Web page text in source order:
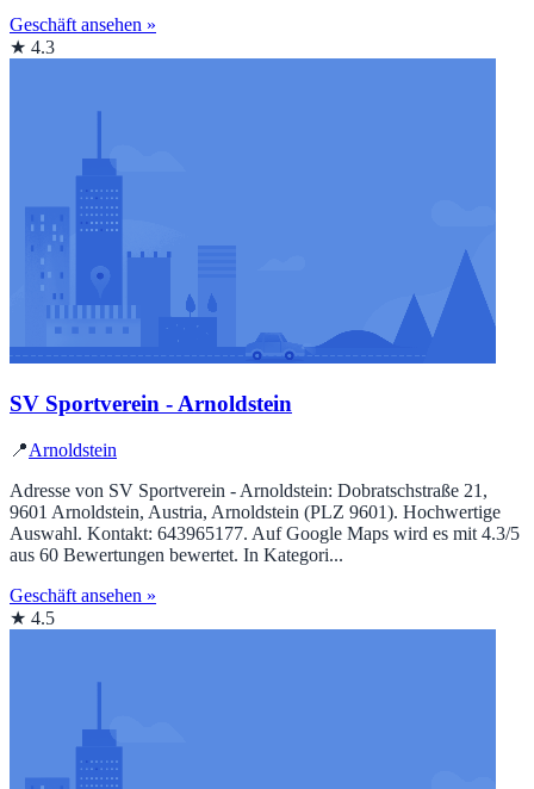
Geschäft ansehen »
★ 4.3
SV Sportverein - Arnoldstein
📍Arnoldstein
Adresse von SV Sportverein - Arnoldstein: Dobratschstraße 21,
9601 Arnoldstein, Austria, Arnoldstein (PLZ 9601). Hochwertige
Auswahl. Kontakt: 643965177. Auf Google Maps wird es mit 4.3/5
aus 60 Bewertungen bewertet. In Kategori...
Geschäft ansehen »
★ 4.5